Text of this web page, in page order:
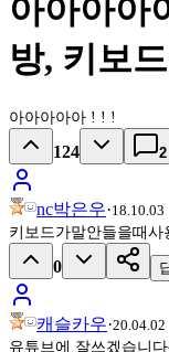
아아아아
방, 키보
아아아아아 ! ! !
124 2
nc박은우·18.10.03
키보드가말안들을때사
0
캐슬카우·20.04.02
유튜브에 잘쓰겠습니